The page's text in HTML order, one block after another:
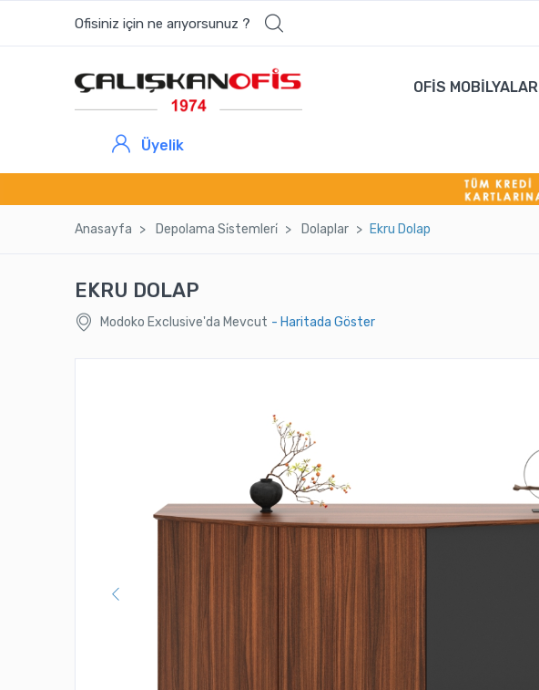
Ofisiniz için ne arıyorsunuz ?
OFİS MOBİLYALARI
Üyelik
Anasayfa Depolama Si̇stemleri̇ Dolaplar Ekru Dolap
EKRU DOLAP
Modoko Exclusive'da Mevcut - Haritada Göster